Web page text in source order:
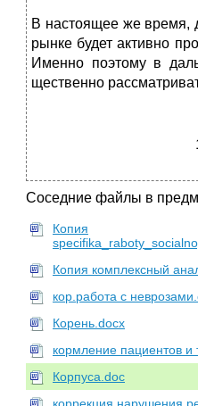
В настоящее же время,
рынке будет активно
Именно поэтому в
щественно
Соседние файлы в
Копия
Копия комплексный
кор.работа с
Корень.docx
кормление пациентов
Корпуса.doc